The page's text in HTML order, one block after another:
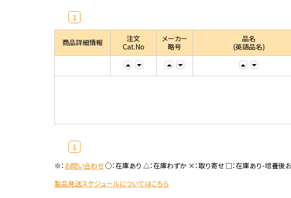
1
商品詳細情報
注文
Cat.No
メーカー
略号
品名
(英語品名)
1
※： お問い合わせ○：在庫あり △：在庫わずか ×：取り寄せ □：在庫あり-培養後
製品発送スケジュールについてはこちら